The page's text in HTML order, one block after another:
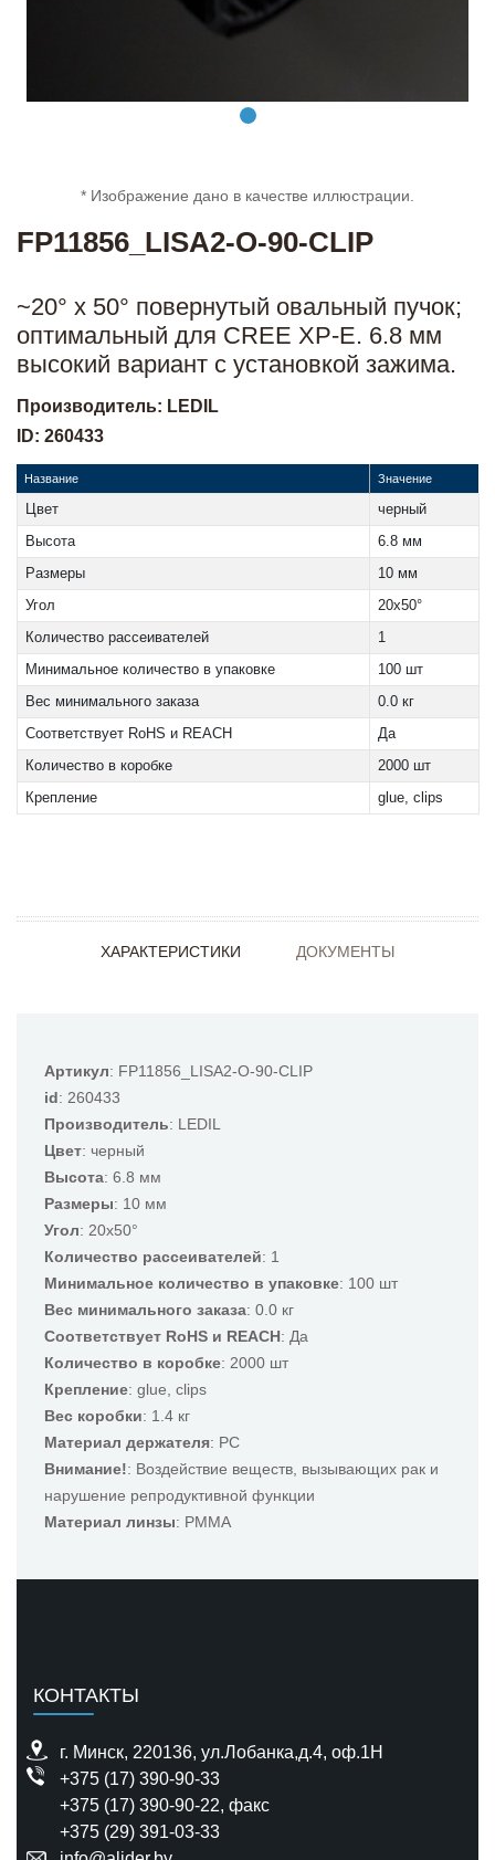
* Изображение дано в качестве иллюстрации.
FP11856_LISA2-O-90-CLIP
~20° x 50° повернутый овальный пучок;
оптимальный для CREE XP-E. 6.8 мм
высокий вариант с установкой зажима.
Производитель: LEDIL
ID: 260433
Название Значение
Цвет
черный
Высота
6.8 мм
Размеры
10 мм
Угол
20x50°
Количество рассеивателей
1
Минимальное количество в упаковке
100 шт
Вес минимального заказа
0.0 кг
Соответствует RoHS и REACH
Да
Количество в коробке
2000 шт
Крепление
glue, clips
ХАРАКТЕРИСТИКИ ДОКУМЕНТЫ
Артикул: FP11856_LISA2-O-90-CLIP
id: 260433
Производитель: LEDIL
Цвет: черный
Высота: 6.8 мм
Размеры: 10 мм
Угол: 20x50°
Количество рассеивателей: 1
Минимальное количество в упаковке: 100 шт
Вес минимального заказа: 0.0 кг
Соответствует RoHS и REACH: Да
Количество в коробке: 2000 шт
Крепление: glue, clips
Вес коробки: 1.4 кг
Материал держателя: PC
Внимание!: Воздействие веществ, вызывающих рак и
нарушение репродуктивной функции
Материал линзы: PMMA
КОНТАКТЫ
г. Минск, 220136, ул.Лобанка,д.4, оф.1H
+375 (17) 390-90-33
+375 (17) 390-90-22, факс
+375 (29) 391-03-33